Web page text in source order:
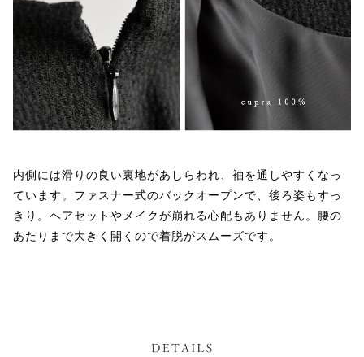
内側には滑りの良い裏地があしらわれ、袖を通しやすくなっ
ています。ファスナー式のバックオープンで、後ろ姿もすっ
きり。ヘアセットやメイクが崩れる心配もありません。腰の
あたりまで大きく開くので着脱がスムーズです。